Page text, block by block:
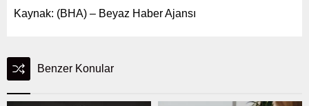
Kaynak: (BHA) – Beyaz Haber Ajansı
Benzer Konular